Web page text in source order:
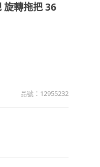
旋轉拖把 36
品號： 12955232